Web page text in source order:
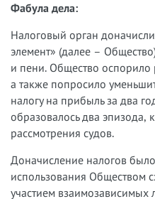
Фабула дела:
Налоговый орган
элемент» (далее –
и пени. Общество оспорило
а также попросило
налогу на прибыль за два
образовалось два эпизода,
рассмотрения судов.
Доначисление налогов
использования Обществом
участием